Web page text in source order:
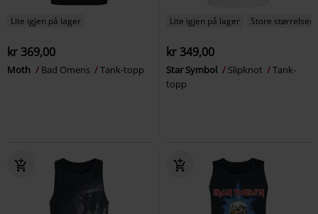
Lite igjen på lager
kr 369,00
Moth Bad Omens Tank-topp
Lite igjen på lager Store størrelser
kr 349,00
Star Symbol Slipknot
Tank-
topp